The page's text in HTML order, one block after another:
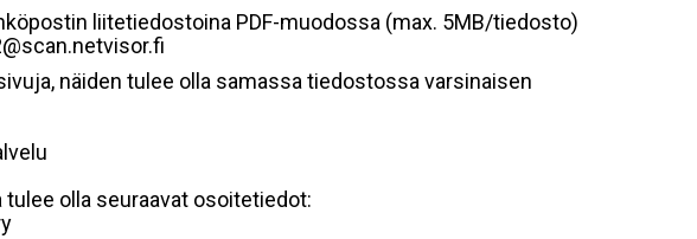
liitetiedostoina PDF-muodossa (max. 5MB/tiedosto)
näiden tulee olla samassa tiedostossa varsinaisen
olla seuraavat osoitetiedot: